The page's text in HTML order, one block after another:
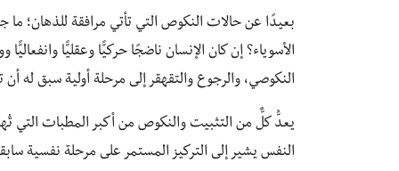
بعيدًا عن حالات النكوص التي تأتي مرافقة للذهان؛ ما
الأسوياء؟ إن كان الإنسان ناضجًا حركيًّا وعقليًّا
النكوصي، والرجوع والتقهقر إلى مرحلة أولية سبق له
يعدُّ كلٌّ من التثبيت والنكوص من أكبر المطبات التي
النفس يشير إلى التركيز المستمر على مرحلة نفسية